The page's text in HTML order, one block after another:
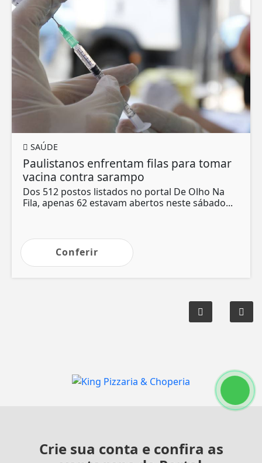
SAÚDE
Paulistanos enfrentam filas para tomar
vacina contra sarampo
Dos 512 postos listados no portal De Olho Na
Fila, apenas 62 estavam abertos neste sábado...
Conferir
Crie sua conta e confira as